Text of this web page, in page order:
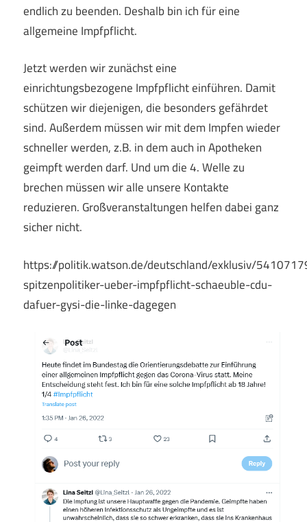
endlich zu beenden. Deshalb bin ich für eine
allgemeine Impfpflicht.
Jetzt werden wir zunächst eine
einrichtungsbezogene Impfpflicht einführen. Damit
schützen wir diejenigen, die besonders gefährdet
sind. Außerdem müssen wir mit dem Impfen wieder
schneller werden, z.B. in dem auch in Apotheken
geimpft werden darf. Und um die 4. Welle zu
brechen müssen wir alle unsere Kontakte
reduzieren. Großveranstaltungen helfen dabei ganz
sicher nicht.
https://politik.watson.de/deutschland/exklusiv/
spitzenpolitiker-ueber-impfpflicht-schaeuble-cdu-
dafuer-gysi-die-linke-dagegen